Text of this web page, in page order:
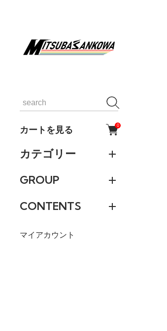
カートを見る 0
カテゴリー
GROUP
CONTENTS
マイアカウント